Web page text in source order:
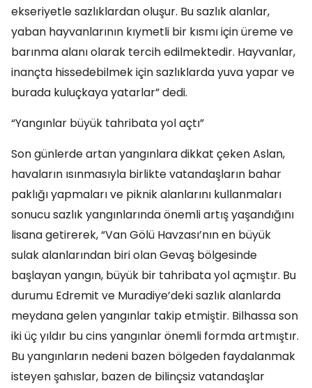
ekseriyetle sazlıklardan oluşur. Bu sazlık alanlar,
yaban hayvanlarının kıymetli bir kısmı için üreme ve
barınma alanı olarak tercih edilmektedir. Hayvanlar,
inançta hissedebilmek için sazlıklarda yuva yapar ve
burada kuluçkaya yatarlar” dedi.
“Yangınlar büyük tahribata yol açtı”
Son günlerde artan yangınlara dikkat çeken Aslan,
havaların ısınmasıyla birlikte vatandaşların bahar
paklığı yapmaları ve piknik alanlarını kullanmaları
sonucu sazlık yangınlarında önemli artış yaşandığını
lisana getirerek, “Van Gölü Havzası’nın en büyük
sulak alanlarından biri olan Gevaş bölgesinde
başlayan yangın, büyük bir tahribata yol açmıştır. Bu
durumu Edremit ve Muradiye’deki sazlık alanlarda
meydana gelen yangınlar takip etmiştir. Bilhassa son
iki üç yıldır bu cins yangınlar önemli formda artmıştır.
Bu yangınların nedeni bazen bölgeden faydalanmak
isteyen şahıslar, bazen de bilinçsiz vatandaşlar